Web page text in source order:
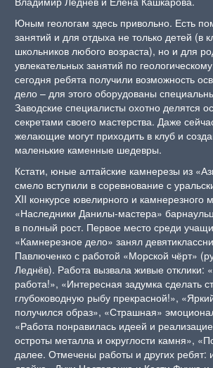
Юным геологам здесь привольно. Есть
занятий и для отдыха не только детей (в
школьников любого возраста), но и для
увлекательных занятий по
сегодня ребята получили возможность
дело – для этого оборудованы
Заводские специалисты охотно делятся
секретами своего мастерства. Даже
желающие могут приходить в клуб и
маленькие каменные шедевры.
Кстати, юные алтайские камнерезы из
смело вступили в соревнование с
XII конкурсе ювелирного и камнерезного
«Наследники Данилы-мастера»
в полный рост. Первое место среди
«Камнерезное дело» занял
Павлюченко с работой «Морской чёрт»
Леднёв). Работа вызвала живые отклики:
работа!», «Интересная задумка сделать
глубоководную рыбу прекрасной!»,
получился образ», «Страшная»
«Работа понравилась идеей и
остроты металла и округлости камня»,
далее. Отмечены работы и других ребят: